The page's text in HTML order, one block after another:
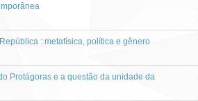
: metafísica, política e gênero
Protágoras e a questão da unidade da